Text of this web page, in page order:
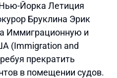
Йорка Летиция
Бруклина Эрик
Иммиграционную и
(Immigration and
прекратить
в помещении судов.